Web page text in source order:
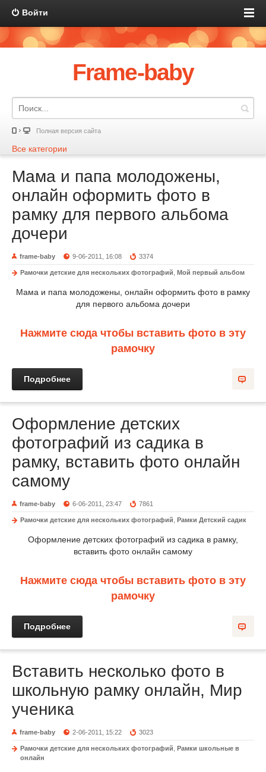
Войти
Frame-baby
Полная версия сайта
Все категории
Мама и папа молодожены,
онлайн оформить фото в
рамку для первого альбома
дочери
frame-baby 9-06-2011, 16:08 3374
Рамочки детские для нескольких фотографий Мой первый альбом
Мама и папа молодожены, онлайн оформить фото в рамку
для первого альбома дочери
Нажмите сюда чтобы вставить фото в эту
рамочку
Подробнее
Оформление детских
фотографий из садика в
рамку, вставить фото онлайн
самому
frame-baby 6-06-2011, 23:47 7861
Рамочки детские для нескольких фотографий Рамки Детский садик
Оформление детских фотографий из садика в рамку,
вставить фото онлайн самому
Нажмите сюда чтобы вставить фото в эту
рамочку
Подробнее
Вставить несколько фото в
школьную рамку онлайн, Мир
ученика
frame-baby 2-06-2011, 15:22 3023
Рамочки детские для нескольких фотографий Рамки школьные в
онлайн